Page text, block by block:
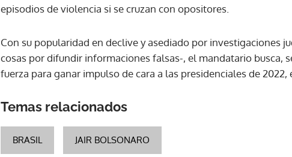
episodios de violencia si se cruzan con opositores.
Con su popularidad en declive y asediado por investigaciones
cosas por difundir informaciones falsas-, el mandatario busca,
fuerza para ganar impulso de cara a las presidenciales de
Temas relacionados
BRASIL JAIR BOLSONARO